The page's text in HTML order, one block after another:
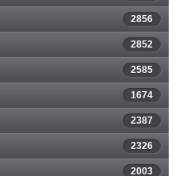
2856
2852
2585
1674
2387
2326
2003